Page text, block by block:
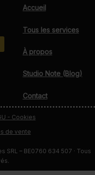
Accueil
Tous les services
À propos
Studio Note (Blog)
Contact
- Cookies
de vente
SRL – BE0760 634 507 · Tous